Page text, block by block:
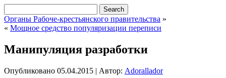
Органы Рабоче-крестьянского правительства »
« Мощное средство популяризации переписи
Манипуляция разработки
Опубликовано 05.04.2015 | Автор: Adorallador